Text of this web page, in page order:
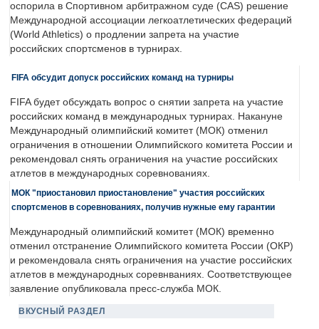
оспорила в Спортивном арбитражном суде (CAS) решение
Международной ассоциации легкоатлетических федераций
(World Athletics) о продлении запрета на участие
российских спортсменов в турнирах.
FIFA обсудит допуск российских команд на турниры
FIFA будет обсуждать вопрос о снятии запрета на участие
российских команд в международных турнирах. Накануне
Международный олимпийский комитет (МОК) отменил
ограничения в отношении Олимпийского комитета России и
рекомендовал снять ограничения на участие российских
атлетов в международных соревнованиях.
МОК "приостановил приостановление" участия российских
спортсменов в соревнованиях, получив нужные ему гарантии
Международный олимпийский комитет (МОК) временно
отменил отстранение Олимпийского комитета России (ОКР)
и рекомендовала снять ограничения на участие российских
атлетов в международных соревнваниях. Соответствующее
заявление опубликовала пресс-служба МОК.
ВКУСНЫЙ РАЗДЕЛ